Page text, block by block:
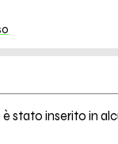
stato inserito in